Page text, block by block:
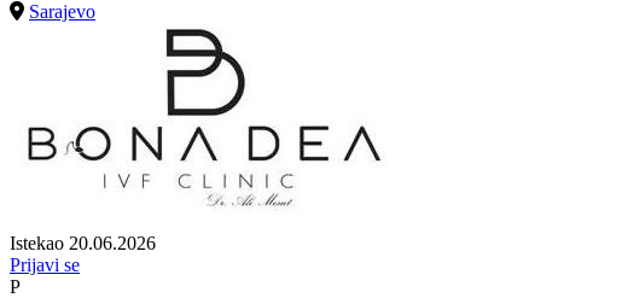
Sarajevo
Istekao 20.06.2026
Prijavi se
P